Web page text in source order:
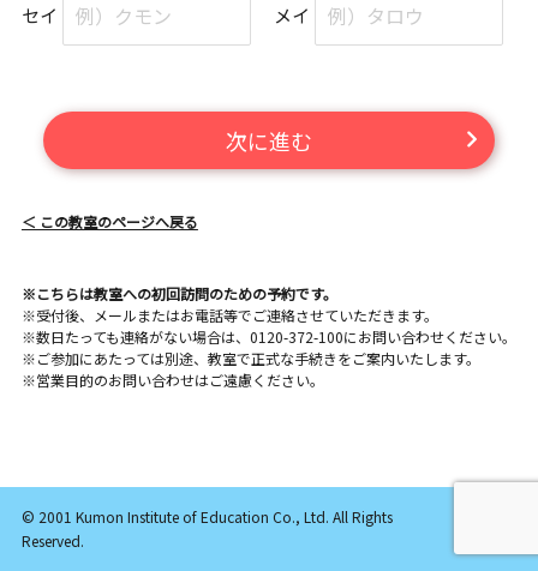
セイ メイ
次に進む
＜ この教室のページへ戻る
※こちらは教室への初回訪問のための予約です。
※受付後、メールまたはお電話等でご連絡させていただきます。
※数日たっても連絡がない場合は、0120-372-100にお問い合わせください。
※ご参加にあたっては別途、教室で正式な手続きをご案内いたします。
※営業目的のお問い合わせはご遠慮ください。
© 2001 Kumon Institute of Education Co., Ltd. All Rights
Reserved.